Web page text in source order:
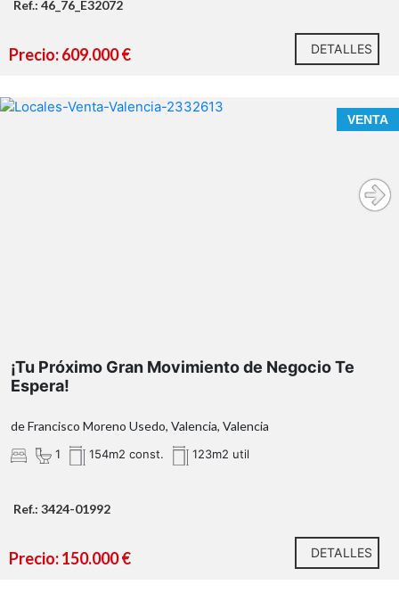
Ref.: 46_76_E32072
Precio: 609.000 € DETALLES
VENTA
¡Tu Próximo Gran Movimiento de Negocio Te
Espera!
de Francisco Moreno Usedo, Valencia, Valencia
1 154m2 const. 123m2 util
Ref.: 3424-01992
Precio: 150.000 € DETALLES